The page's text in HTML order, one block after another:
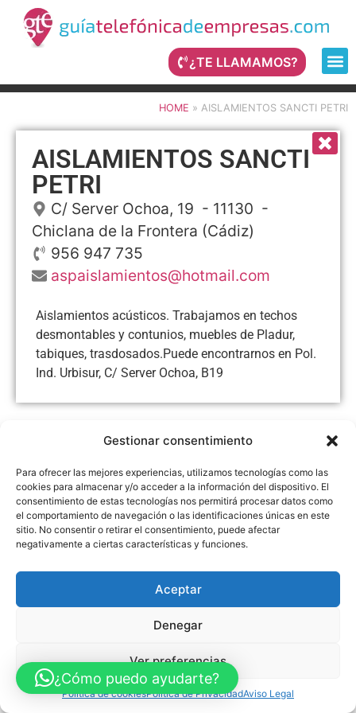
Gestionar consentimiento
Para ofrecer las mejores experiencias, utilizamos tecnologías como las
cookies para almacenar y/o acceder a la información del dispositivo. El
consentimiento de estas tecnologías nos permitirá procesar datos como
el comportamiento de navegación o las identificaciones únicas en este
sitio. No consentir o retirar el consentimiento, puede afectar
negativamente a ciertas características y funciones.
Aceptar
Denegar
Ver preferencias
Política de cookiesPolítica de PrivacidadAviso Legal
¿TE LLAMAMOS?
HOME » AISLAMIENTOS SANCTI PETRI
AISLAMIENTOS SANCTI
PETRI
C/ Server Ochoa, 19 - 11130 -
Chiclana de la Frontera (Cádiz)
956 947 735
aspaislamientos@hotmail.com
Aislamientos acústicos. Trabajamos en techos
desmontables y contunios, muebles de Pladur,
tabiques, trasdosados.Puede encontrarnos en Pol.
Ind. Urbisur, C/ Server Ochoa, B19
Accesibilidad Mapa web
FINANCIADO POR LA UNIÓN EUROPEA CON EL PROGRAMA KIT
DIGITAL POR LOS FONDOS NEXT GENERATION (EU) DEL
MECANISMO DE RECUPERACIÓN Y RESILENCIA
© Guia Telefónica de Empresas – Todos los derechos reservados.
¿Cómo puedo ayudarte?